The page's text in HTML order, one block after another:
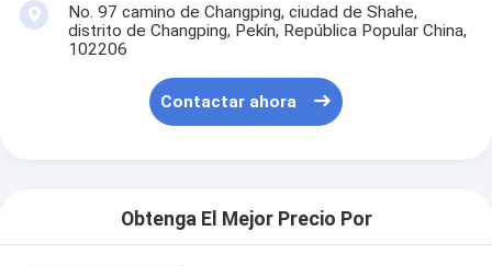
No. 97 camino de Changping, ciudad de Shahe,
distrito de Changping, Pekín, República Popular China,
102206
Contactar ahora
Obtenga El Mejor Precio Por